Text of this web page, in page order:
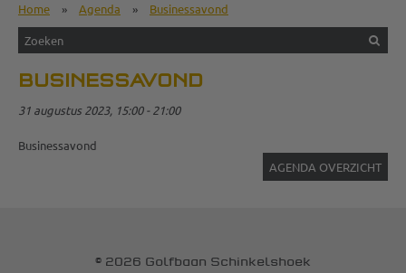
Home » Agenda » Businessavond
BUSINESSAVOND
31 augustus 2023, 15:00 - 21:00
Businessavond
AGENDA OVERZICHT
© 2026 Golfbaan Schinkelshoek